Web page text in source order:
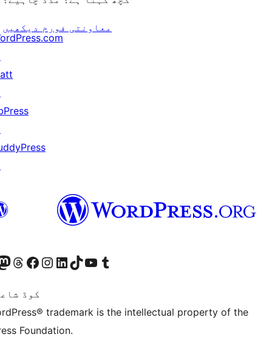
معاونتی فورم دیکھیں
account
ہمارے
our Mastodon account
ہمارے ٹھریڈز اکاؤنٹ پر جائیں
Visit our Facebook page
Visit our Instagram account
Visit our LinkedIn account
ہمارے ٹک ٹاک اکاؤنٹ پر جائیں
Visit our YouTube channel
ہمارے ٹمبلر اکاؤنٹ پر جائیں
کوڈ
trademark is the intellectual property of the
Foundation.